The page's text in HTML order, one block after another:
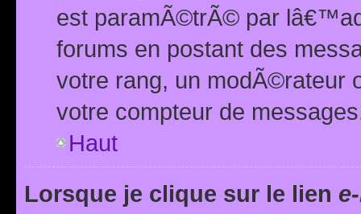
est paramÃ©trÃ© par
forums en postant des
votre rang, un modÃ©rateur
votre compteur de
Haut
Lorsque je clique sur le lien